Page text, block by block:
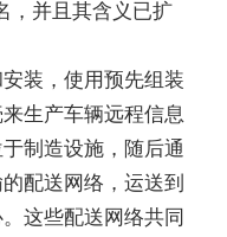
，并且其含义已扩
装，使用预先组装
生产车辆远程信息
制造设施，随后通
配送网络，运送到
这些配送网络共同